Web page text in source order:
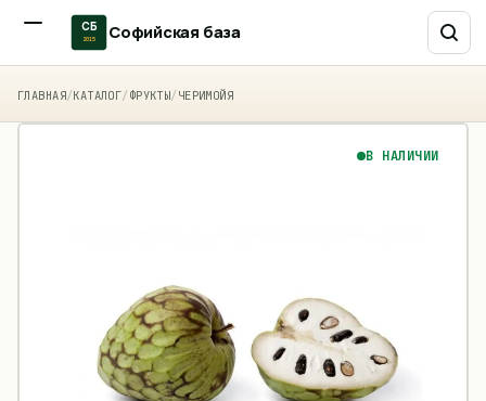
СБ
2015 Софийская база
ГЛАВНАЯ/КАТАЛОГ/ ФРУКТЫ/ ЧЕРИМОЙЯ
В НАЛИЧИИ